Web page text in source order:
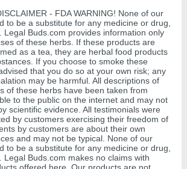
- FDA WARNING! None of our
to be a substitute for any medicine or drug,
Legal Buds.com provides information only
of these herbs. If these products are
as a tea, they are herbal food products
If you choose to smoke these
that you do so at your own risk; any
may be harmful. All descriptions of
of these herbs have been taken from
to the public on the internet and may not
scientific evidence. All testimonials were
by customers exercising their freedom of
by customers are about their own
and may not be typical. None of our
to be a substitute for any medicine or drug,
Legal Buds.com makes no claims with